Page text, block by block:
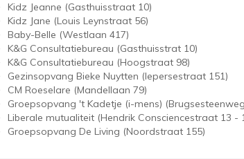
Kidz Jeanne (Gasthuisstraat 10)
Kidz Jane (Louis Leynstraat 56)
Baby-Belle (Westlaan 417)
K&G Consultatiebureau (Gasthuisstrat 10)
K&G Consultatiebureau (Hoogstraat 98)
Gezinsopvang Bieke Nuytten (Iepersestraat 151)
CM Roeselare (Mandellaan 79)
Groepsopvang 't Kadetje (i-mens)
Liberale mutualiteit (Hendrik Consciencestraat 13 -
Groepsopvang De Living (Noordstraat 155)